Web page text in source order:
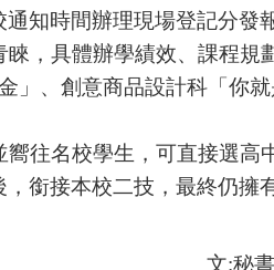
知時間辦理現場登記分發
，具體辦學績效、課程規
、創意商品設計科「你就
往名校學生，可直接選高
銜接本校二技，最終仍擁
文:秘